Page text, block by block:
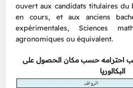
ouvert aux candidats titulaires du
en cours, et aux anciens
expérimentales, Sciences
agronomiques ou équivalent.
احترامه حسب مكان الحصول على
البكالوريا